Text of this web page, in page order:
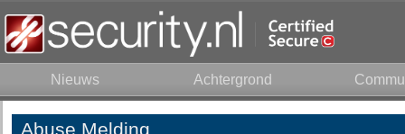
Nieuws Achtergrond
Abuse Melding